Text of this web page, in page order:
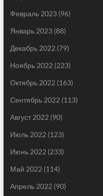
Февраль 2023(96)
Январь 2023(88)
Декабрь 2022 (79)
Ноябрь 2022 (223)
Октябрь 2022 (163)
Сентябрь 2022 (113)
Август 2022 (90)
Июль 2022 (123)
Июнь 2022 (233)
Май 2022 (114)
Апрель 2022 (90)